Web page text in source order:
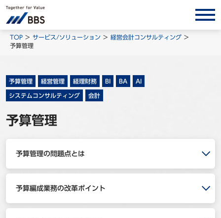
サービス/ソリューション
BPO
TOP サービス/ソリューション
経営会計コンサルティング
予算管理
予算管理 経営管理 経理財務 BI BA AI
システムコンサルティング 会計
予算管理
予算管理の問題点とは
予算編成業務の改革ポイント